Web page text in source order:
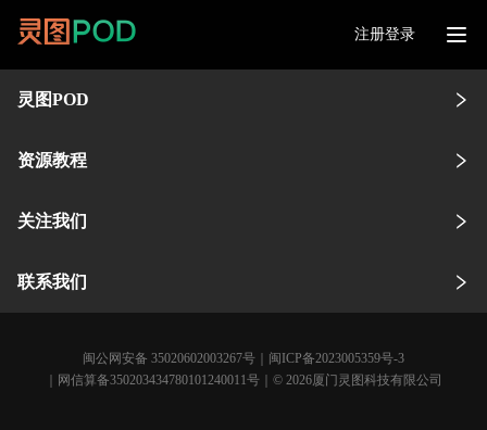
注册登录
灵图POD
资源教程
关注我们
联系我们
闽公网安备 35020602003267号
闽ICP备2023005359号-3
｜网信算备350203434780101240011号｜© 2026厦门灵图科技有限公司